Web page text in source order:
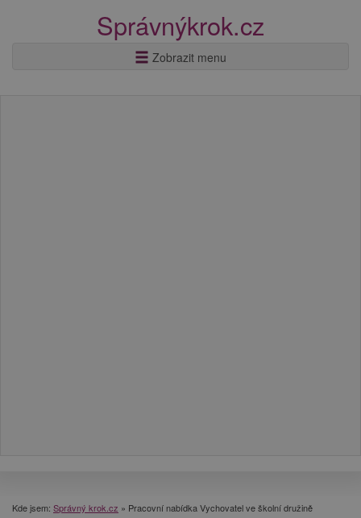
Správnýkrok.cz
Zobrazit menu
Kde jsem: Správný krok.cz » Pracovní nabídka Vychovatel ve školní družině